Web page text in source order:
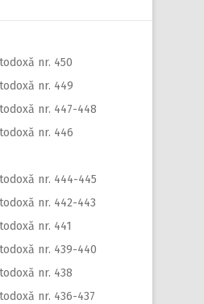
nr. 450
nr. 449
nr. 447-448
nr. 446
nr. 444-445
nr. 442-443
nr. 441
nr. 439-440
nr. 438
nr. 436-437